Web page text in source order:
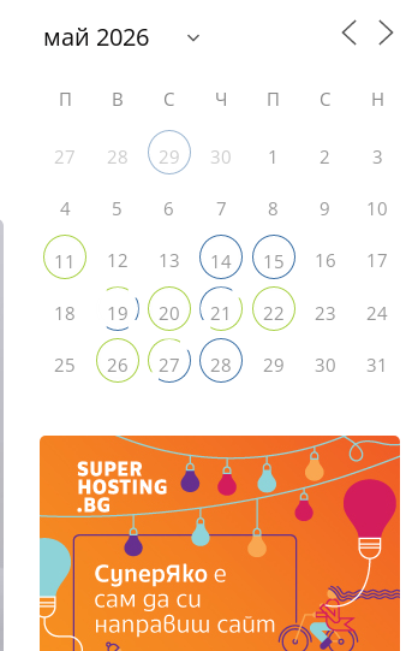
П В С Ч П С Н
27 28 29 30 1 2 3
4 5 6 7 8 9 10
11 12 13 14 15 16 17
18 19 20 21 22 23 24
25 26 27 28 29 30 31